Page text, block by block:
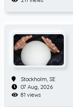
Stockholm, SE
07 Aug, 2026
81 views